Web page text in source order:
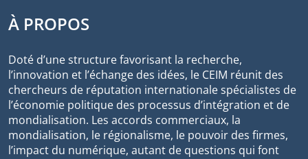
À PROPOS
Doté d’une structure favorisant la recherche,
l’innovation et l’échange des idées, le CEIM réunit des
chercheurs de réputation internationale spécialistes de
l’économie politique des processus d’intégration et de
mondialisation. Les accords commerciaux, la
mondialisation, le régionalisme, le pouvoir des firmes,
l’impact du numérique, autant de questions qui font